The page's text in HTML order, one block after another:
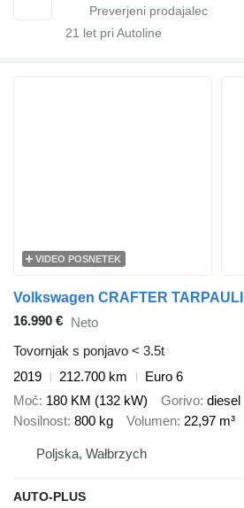
21 let pri Autoline
VIDEO POSNETEK
16.990 € Neto
Tovornjak s ponjavo < 3.5t
2019
212.700 km
Euro 6
Moč 180 KM (132 kW) Gorivo diesel
Nosilnost 800 kg Volumen 22,97 m³
Poljska, Wałbrzych
AUTO-PLUS